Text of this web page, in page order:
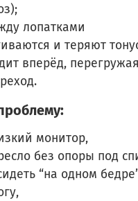
лопатками
и теряют
вперёд,
монитор,
без опоры под
“на одном